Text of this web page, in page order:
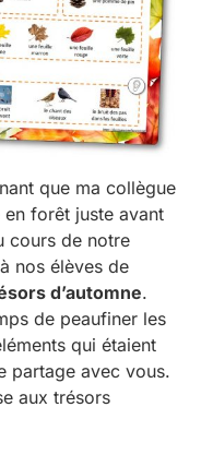
que ma collègue
forêt juste avant
cours de notre
nos élèves de
d’automne.
de peaufiner les
qui étaient
partage avec vous.
aux trésors